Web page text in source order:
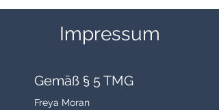
Impressum
Gemäß § 5 TMG
Freya Moran